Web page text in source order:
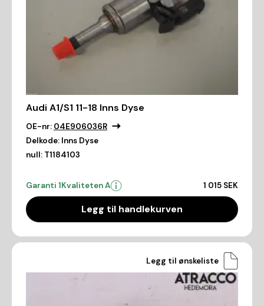
Audi A1/S1 11-18 Inns Dyse
OE-nr: 04E906036R
Delkode: Inns Dyse
null: T1184103
Garanti 1Kvaliteten A 1 015 SEK
Legg til handlekurven
Legg til ønskeliste